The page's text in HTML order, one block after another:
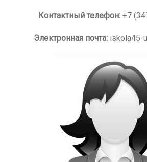
Контактный телефон: +7
Электронная почта: iskola45-